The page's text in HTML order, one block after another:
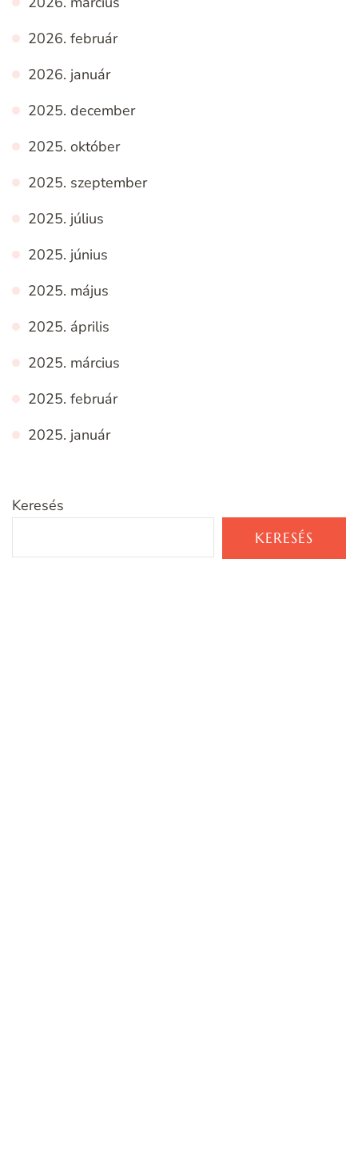
2026. február
2026. január
2025. december
2025. október
2025. szeptember
2025. július
2025. június
2025. május
2025. április
2025. március
2025. február
2025. január
Keresés
KERESÉS